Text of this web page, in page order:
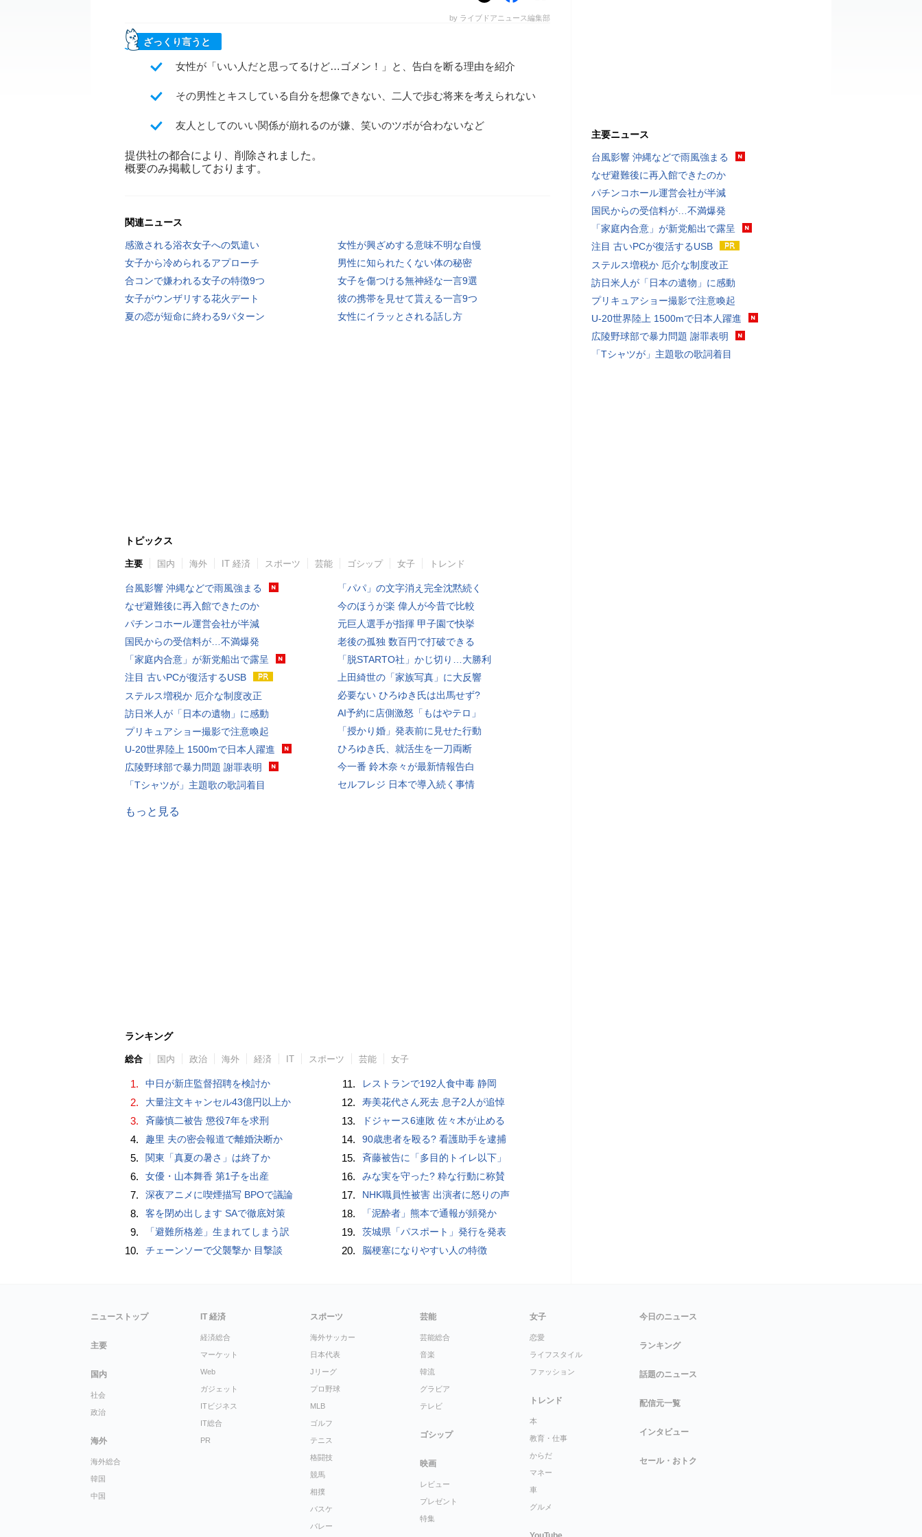
by ライブドアニュース編集部
ざっくり言うと
女性が「いい人だと思ってるけど…ゴメン！」と、告白を断る理由を紹介
その男性とキスしている自分を想像できない、二人で歩む将来を考えられない
友人としてのいい関係が崩れるのが嫌、笑いのツボが合わないなど
提供社の都合により、削除されました。
概要のみ掲載しております。
関連ニュース
感激される浴衣女子への気遣い
女性が興ざめする意味不明な自慢
女子から冷められるアプローチ
男性に知られたくない体の秘密
合コンで嫌われる女子の特徴9つ
女子を傷つける無神経な一言9選
女子がウンザリする花火デート
彼の携帯を見せて貰える一言9つ
夏の恋が短命に終わる9パターン
女性にイラッとされる話し方
トピックス
主要 国内 海外 IT 経済 スポーツ 芸能 ゴシップ 女子 トレンド
台風影響 沖縄などで雨風強まる
なぜ避難後に再入館できたのか
パチンコホール運営会社が半減
国民からの受信料が…不満爆発
「家庭内合意」が新党船出で露呈
注目 古いPCが復活するUSB
ステルス増税か 厄介な制度改正
訪日米人が「日本の遺物」に感動
プリキュアショー撮影で注意喚起
U-20世界陸上 1500mで日本人躍進
広陵野球部で暴力問題 謝罪表明
「Tシャツが」主題歌の歌詞着目
「パパ」の文字消え完全沈黙続く
今のほうが楽 偉人が今昔で比較
元巨人選手が指揮 甲子園で快挙
老後の孤独 数百円で打破できる
「脱STARTO社」かじ切り…大勝利
上田綺世の「家族写真」に大反響
必要ない ひろゆき氏は出馬せず?
AI予約に店側激怒「もはやテロ」
「授かり婚」発表前に見せた行動
ひろゆき氏、就活生を一刀両断
今一番 鈴木奈々が最新情報告白
セルフレジ 日本で導入続く事情
もっと見る
ランキング
総合 国内 政治 海外 経済 IT スポーツ 芸能 女子
1. 中日が新庄監督招聘を検討か
2. 大量注文キャンセル43億円以上か
3. 斉藤慎二被告 懲役7年を求刑
4. 趣里 夫の密会報道で離婚決断か
5. 関東「真夏の暑さ」は終了か
6. 女優・山本舞香 第1子を出産
7. 深夜アニメに喫煙描写 BPOで議論
8. 客を閉め出します SAで徹底対策
9. 「避難所格差」生まれてしまう訳
10. チェーンソーで父襲撃か 目撃談
11. レストランで192人食中毒 静岡
12. 寿美花代さん死去 息子2人が追悼
13. ドジャース6連敗 佐々木が止める
14. 90歳患者を殴る? 看護助手を逮捕
15. 斉藤被告に「多目的トイレ以下」
16. みな実を守った? 粋な行動に称賛
17. NHK職員性被害 出演者に怒りの声
18. 「泥酔者」熊本で通報が頻発か
19. 茨城県「パスポート」発行を発表
20. 脳梗塞になりやすい人の特徴
主要ニュース
台風影響 沖縄などで雨風強まる
なぜ避難後に再入館できたのか
パチンコホール運営会社が半減
国民からの受信料が…不満爆発
「家庭内合意」が新党船出で露呈
注目 古いPCが復活するUSB
ステルス増税か 厄介な制度改正
訪日米人が「日本の遺物」に感動
プリキュアショー撮影で注意喚起
U-20世界陸上 1500mで日本人躍進
広陵野球部で暴力問題 謝罪表明
「Tシャツが」主題歌の歌詞着目
ニューストップ
主要
国内
社会
政治
海外
海外総合
韓国
中国
IT 経済
経済総合
マーケット
Web
ガジェット
ITビジネス
IT総合
PR
スポーツ
海外サッカー
日本代表
Jリーグ
プロ野球
MLB
ゴルフ
テニス
格闘技
競馬
相撲
バスケ
バレー
芸能
芸能総合
音楽
韓流
グラビア
テレビ
ゴシップ
映画
レビュー
プレゼント
特集
女子
恋愛
ライフスタイル
ファッション
トレンド
本
教育・仕事
からだ
マネー
車
グルメ
今日のニュース
ランキング
話題のニュース
配信元一覧
インタビュー
セール・おトク